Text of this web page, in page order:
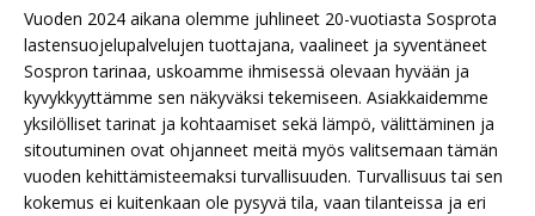
Vuoden 2024 aikana olemme juhlineet 20-vuotiasta Sosprota
lastensuojelupalvelujen tuottajana, vaalineet ja syventäneet
Sospron tarinaa, uskoamme ihmisessä olevaan hyvään ja
kyvykkyyttämme sen näkyväksi tekemiseen. Asiakkaidemme
yksilölliset tarinat ja kohtaamiset sekä lämpö, välittäminen ja
sitoutuminen ovat ohjanneet meitä myös valitsemaan tämän
vuoden kehittämisteemaksi turvallisuuden. Turvallisuus tai sen
kokemus ei kuitenkaan ole pysyvä tila, vaan tilanteissa ja eri